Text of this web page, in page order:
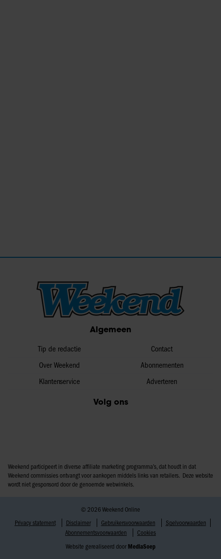
Algemeen
Tip de redactie
Over Weekend
Klantenservice
Contact
Abonnementen
Adverteren
Volg ons
Weekend participeert in diverse affiliate marketing programma’s, dat houdt in dat
Weekend commissies ontvangt voor aankopen middels links van retailers. Deze website
wordt niet gesponsord door de genoemde webwinkels.
© 2026 Weekend Online
Privacy statement
Disclaimer Gebruikersvoorwaarden
Spelvoorwaarden
Abonnementsvoorwaarden
Cookies
Website gerealiseerd door MediaSoep